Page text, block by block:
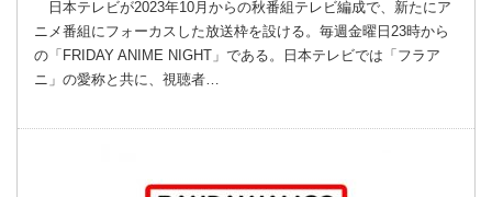
日本テレビが2023年10月からの秋番組テレビ編成で、新たにア
ニメ番組にフォーカスした放送枠を設ける。毎週金曜日23時から
の「FRIDAY ANIME NIGHT」である。日本テレビでは「フラア
ニ」の愛称と共に、視聴者…